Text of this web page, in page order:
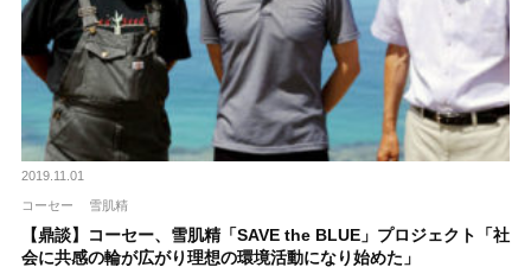
2019.11.01
コーセー 雪肌精
【鼎談】コーセー、雪肌精「SAVE the BLUE」プロジェクト「社
会に共感の輪が広がり理想の環境活動になり始めた」